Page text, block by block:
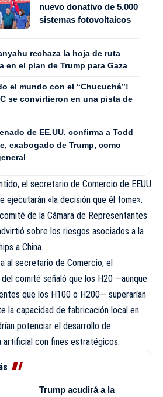
nuevo donativo de 5.000
sistemas fotovoltaicos
rechaza la hoja de ruta
en el plan de Trump para Gaza
el mundo con el “Chucuchá”!
se convirtieron en una pista de
de EE.UU. confirma a Todd
exabogado de Trump, como
el secretario de Comercio de EEUU
ejecutarán «la decisión que él tome».
de la Cámara de Representantes
sobre los riesgos asociados a la
a China.
al secretario de Comercio, el
comité señaló que los H20 —aunque
que los H100 o H200— superarían
la capacidad de fabricación local en
potenciar el desarrollo de
artificial con fines estratégicos.
Trump acudirá a la